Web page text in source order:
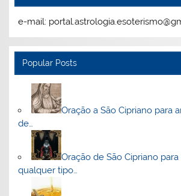
e-mail:
Popular Posts
Oração a São Cipriano para
de…
Oração de São Cipriano
qualquer tipo…